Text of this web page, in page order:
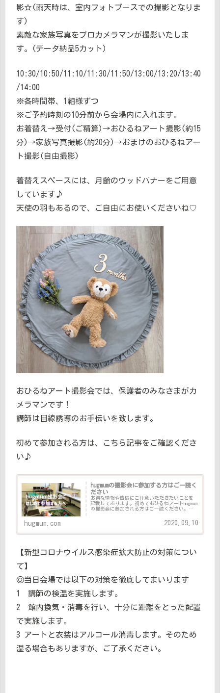
影☆(雨天時は、室内フォトブースでの撮影となりま
す)
素敵な家族写真をプロカメラマンが撮影いたしま
す。(データ納品5カット)
10:30/10:50/11:10/11:30/11:50/13:00/13:20/13:40
/14:00
※各時間帯、1組様ずつ
※ご予約時刻の10分前から会場内に入れます。
お着替え→受付(ご精算)→おひるねアート撮影(約15
分)→家族写真撮影(約20分)→おまけのおひるねアー
ト撮影(自由撮影)
着替えスペースには、月齢のウッドバナーをご用意
しています♪
天使の羽もあるので、ご自由にお使いくださいね♡
おひるねアート撮影会では、保護者のみなさまがカ
メラマンです！
講師は目線誘導のお手伝いを致します。
初めて参加される方は、こちら記事をご確認くださ
い♪
hugmumの撮影会に参加する方はご一読く
ださい
お得な情報や皆様にご注意いただきたいことを
記載しております。初めておひるねアートhugmum
の撮影会に参加される方はご一読ください。こ
する不安は無くなります！お得な情報も記載し
hugmum.com 2020.09.10
【新型コロナウイルス感染症拡大防止の対策につい
て】
◎当日会場では以下の対策を徹底してまいります
1 講師の検温を実施します。
2 館内換気・消毒を行い、十分に距離をとった配置
で実施します。
3 アートと衣装はアルコール消毒します。そのため
湿る場合もありますが、ご了承ください。